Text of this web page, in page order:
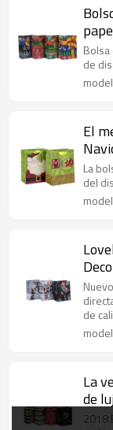
la
de
El
llave
La
del
de
La
de
2018